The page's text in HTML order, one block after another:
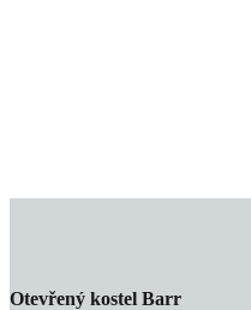
Otevřený kostel Barr